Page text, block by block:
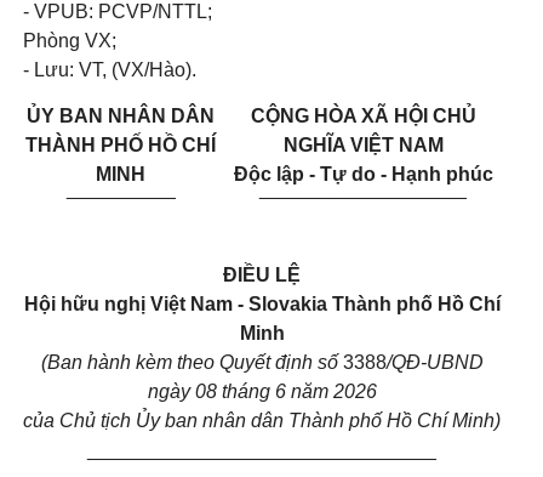
- VPUB: PCVP/NTTL;
Phòng VX;
- Lưu: VT, (VX/Hào).
ỦY BAN NHÂN DÂN
THÀNH PHỐ HỒ CHÍ
MINH
CỘNG HÒA XÃ HỘI CHỦ
NGHĨA VIỆT NAM
Độc lập - Tự do - Hạnh phúc
___________________
ĐIỀU LỆ
Hội hữu nghị Việt Nam - Slovakia Thành phố Hồ Chí
Minh
(Ban hành kèm theo Quyết định số3388/QĐ-UBND
ngày 08 tháng 6 năm 2026
của Chủ tịch Ủy ban nhân dân Thành phố Hồ Chí Minh)